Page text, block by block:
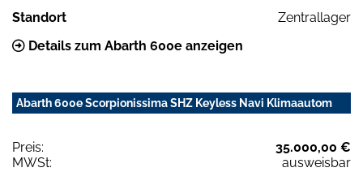
Standort
Zentrallager
Details zum Abarth 600e anzeigen
Abarth 600e Scorpionissima SHZ Keyless Navi Klimaautom
Preis:
35.000,00 €
MWSt:
ausweisbar